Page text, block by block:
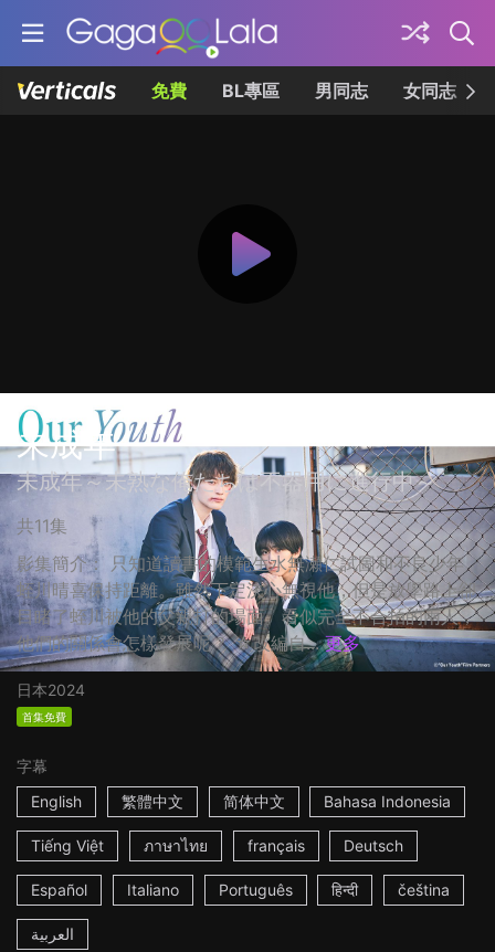
免費 BL專區 男同志 女同志
未成年
未成年～未熟な俺たちは不器用に進行中～
共11集
影集簡介： 只知道讀書的模範生水無瀬仁試圖和不良少年
蛭川晴喜保持距離。雖然下定決心無視他，但是放學路上卻
目睹了蛭川被他的父親打的場面。看似完全不合拍的兩人，
他們的關係會怎樣發展呢？ ☆改編自... 更多
日本2024
首集免費
字幕
English
繁體中文 简体中文 Bahasa Indonesia
Tiếng Việt ภาษาไทย français Deutsch
Español Italiano Português हिन्दी čeština
العربية